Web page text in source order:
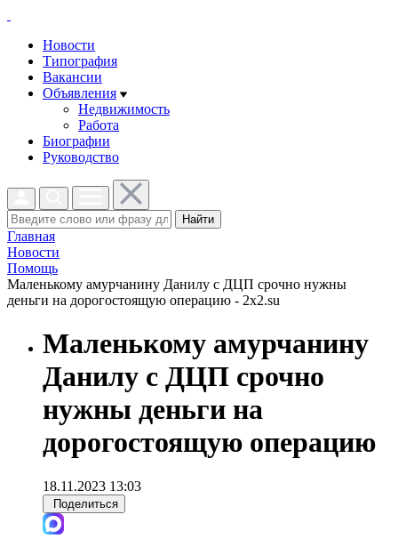
Новости
Типография
Вакансии
Объявления
Недвижимость
Работа
Биографии
Руководство
Найти
Главная
Новости
Помощь
Маленькому амурчанину Данилу с ДЦП срочно нужны
деньги на дорогостоящую операцию - 2x2.su
Маленькому амурчанину
Данилу с ДЦП срочно
нужны деньги на
дорогостоящую операцию
18.11.2023 13:03
Поделиться